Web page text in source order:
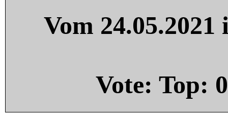
Vom
Vote: Top: 0